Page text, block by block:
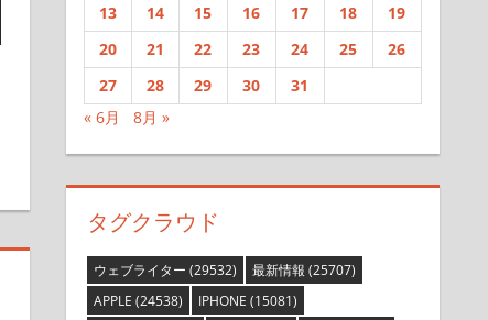
13
14 15 16 17 18
19
20
21 22 23 24 25
26
27
28 29 30
31
« 6月
8月 »
タグクラウド
ウェブライター (29532) 最新情報 (25707)
APPLE (24538) IPHONE (15081)